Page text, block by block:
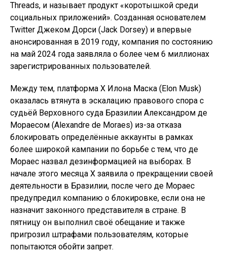
Threads, и называет продукт «коротышкой среди
социальных приложений». Созданная основателем
Twitter Джеком Дорси (Jack Dorsey) и впервые
анонсированная в 2019 году, компания по состоянию
на май 2024 года заявляла о более чем 6 миллионах
зарегистрированных пользователей.
Между тем, платформа X Илона Маска (Elon Musk)
оказалась втянута в эскалацию правового спора с
судьёй Верховного суда Бразилии Александром де
Мораесом (Alexandre de Moraes) из-за отказа
блокировать определённые аккаунты в рамках
более широкой кампании по борьбе с тем, что де
Мораес назвал дезинформацией на выборах. В
начале этого месяца X заявила о прекращении своей
деятельности в Бразилии, после чего де Мораес
предупредил компанию о блокировке, если она не
назначит законного представителя в стране. В
пятницу он выполнил своё обещание и также
пригрозил штрафами пользователям, которые
попытаются обойти запрет.